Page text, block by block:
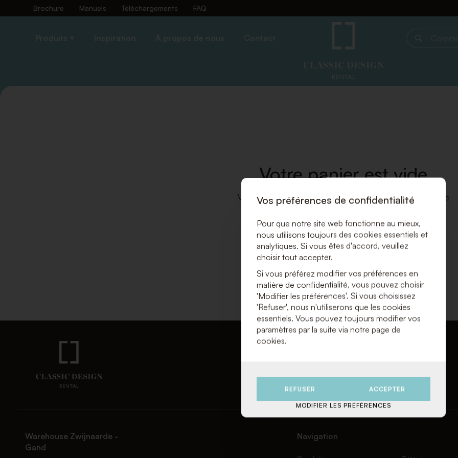
Brochure Manuels Téléchargements FAQ
Produits + Inspiration À propos de nous Contact
Votre panier est vide
Veuillez ajouter des produits depuis notre boutique en ligne
DÉCOUVREZ NOS PRODUITS
Warehouse Zwijnaarde -
Gand
Navigation
Vos préférences de confidentialité
Pour que notre site web fonctionne au mieux,
nous utilisons toujours des cookies essentiels et
analytiques. Si vous êtes d'accord, veuillez
choisir tout accepter.
Si vous préférez modifier vos préférences en
matière de confidentialité, vous pouvez choisir
'Modifier les préférences'. Si vous choisissez
'Refuser', nous n'utiliserons que les cookies
essentiels. Vous pouvez toujours modifier vos
paramètres par la suite via notre page de
cookies.
REFUSER ACCEPTER
MODIFIER LES PRÉFÉRENCES